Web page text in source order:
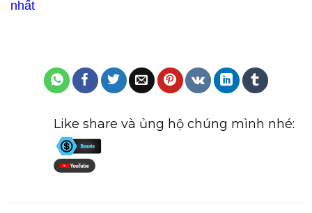
nhất
Like share và ủng hộ chúng mình nhé: